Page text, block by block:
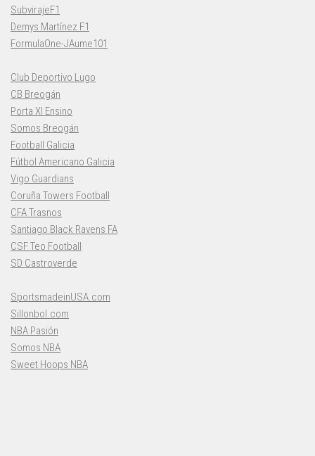
SubvirajeF1
Demys Martínez F1
FormulaOne-JAume101
Club Deportivo Lugo
CB Breogán
Porta XI Ensino
Somos Breogán
Football Galicia
Fútbol Americano Galicia
Vigo Guardians
Coruña Towers Football
CFA Trasnos
Santiago Black Ravens FA
CSF Teo Football
SD Castroverde
SportsmadeinUSA.com
Sillonbol.com
NBA Pasión
Somos NBA
Sweet Hoops NBA